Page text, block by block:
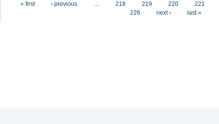
« first ‹ previous … 218 219 220
221
226
next › last »